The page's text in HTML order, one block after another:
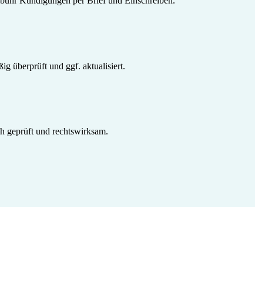
überprüft und ggf. aktualisiert.
geprüft und rechtswirksam.